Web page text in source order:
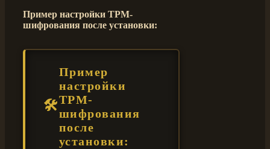
Пример настройки TPM-
шифрования после установки:
Пример
настройки
TPM-
шифрования
после
установки: